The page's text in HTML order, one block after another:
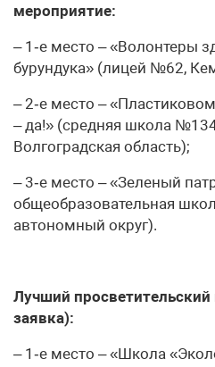
мероприятие:
– 1‑е место – «Волонтеры
бурундука» (лицей №62,
– 2‑е место –
– да!» (средняя школа
Волгоградская область);
– 3‑е место – «Зеленый
общеобразовательная
автономный округ).
Лучший просветительский
заявка):
– 1‑е место – «Школа